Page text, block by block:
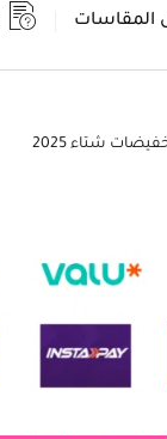
المقاسات
شتاء 2025